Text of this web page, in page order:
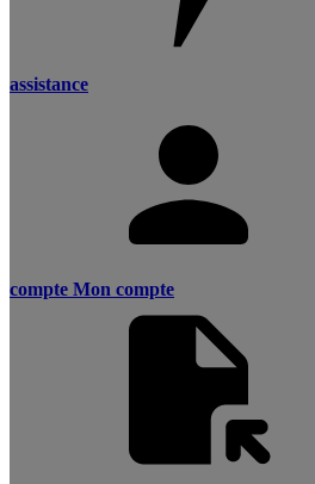
assistance
compte Mon compte